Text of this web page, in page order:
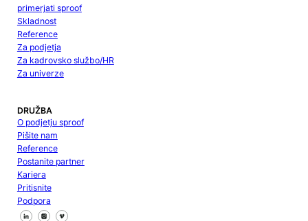
primerjati sproof
Skladnost
Reference
Za podjetja
Za kadrovsko službo/HR
Za univerze
DRUŽBA
O podjetju sproof
Pišite nam
Reference
Postanite partner
Kariera
Pritisnite
Podpora
Sledite nam na Facebooku
Sledite nam na X
Sledite nam na LinkedInu